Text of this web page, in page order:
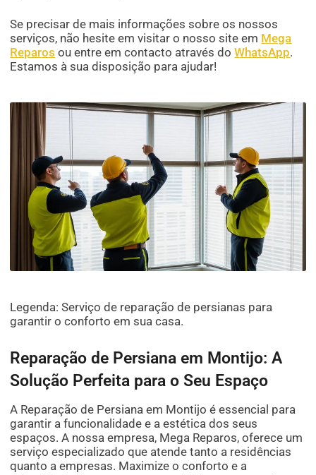
Se precisar de mais informações sobre os nossos
serviços, não hesite em visitar o nosso site em Mega
Reparos ou entre em contacto através doWhatsApp.
Estamos à sua disposição para ajudar!
Legenda: Serviço de reparação de persianas para
garantir o conforto em sua casa.
Reparação de Persiana em Montijo: A
Solução Perfeita para o Seu Espaço
A Reparação de Persiana em Montijo é essencial para
garantir a funcionalidade e a estética dos seus
espaços. A nossa empresa, Mega Reparos, oferece um
serviço especializado que atende tanto a residências
quanto a empresas. Maximize o conforto e a